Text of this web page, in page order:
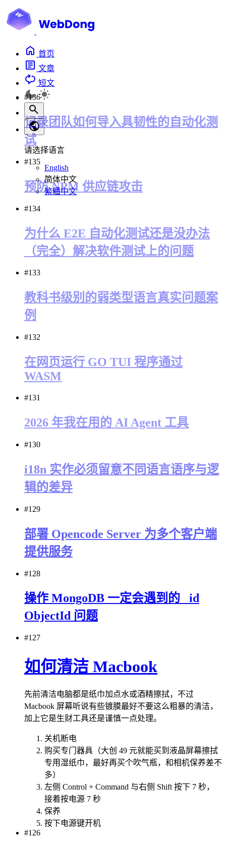
首页
文章
短文
请选择语言
English
简体中文
繁體中文
#136
记录团队如何导入具韧性的自动化测
试
#135
预防 NPM 供应链攻击
#134
为什么 E2E 自动化测试还是没办法
（完全）解决软件测试上的问题
#133
教科书级别的弱类型语言真实问题案
例
#132
在网页运行 GO TUI 程序通过
WASM
#131
2026 年我在用的 AI Agent 工具
#130
i18n 实作必须留意不同语言语序与逻
辑的差异
#129
部署 Opencode Server 为多个客户端
提供服务
#128
操作 MongoDB 一定会遇到的 _id
ObjectId 问题
#127
如何清洁 Macbook
先前清洁电脑都是纸巾加点水或酒精擦拭，不过
Macbook 屏幕听说有些镀膜最好不要这么粗暴的清洁，
加上它是生财工具还是谨慎一点处理。
关机断电
购买专门器具（大创 49 元就能买到液晶屏幕擦拭
专用湿纸巾，最好再买个吹气瓶，和相机保养差不
多）
左侧 Control + Command 与右侧 Shift 按下 7 秒，
接着按电源 7 秒
保养
按下电源键开机
#126